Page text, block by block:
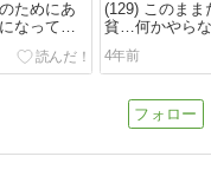
ためにあ
なって年
❗️…＆コレ
回目/モノ
(129) このまま
貧…何かやら
安な方は→“つ
NISA”で投資
4年前